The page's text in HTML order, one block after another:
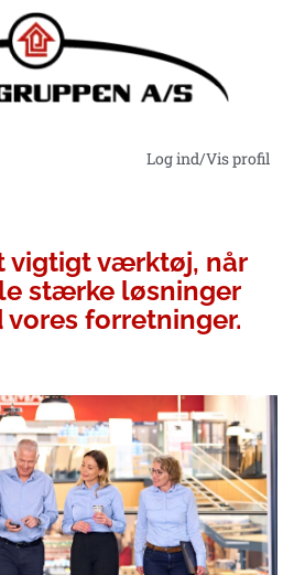
Log ind/Vis profil
vigtigt værktøj, når
stærke løsninger
vores forretninger.